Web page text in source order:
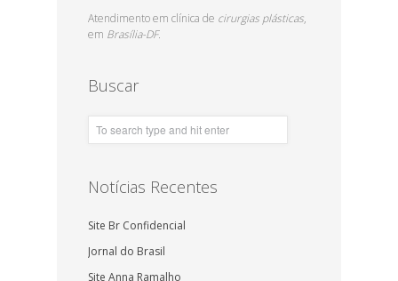
Atendimento em clínica de cirurgias plásticas,
em Brasília-DF.
Buscar
Notícias Recentes
Site Br Confidencial
Jornal do Brasil
Site Anna Ramalho